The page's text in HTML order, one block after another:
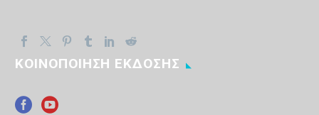
ΚΟΙΝΟΠΟΙΗΣΗ ΕΚΔΟΣΗΣ